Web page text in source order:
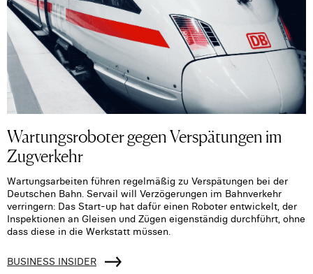
Wartungsroboter gegen Verspätungen im
Zugverkehr
Wartungsarbeiten führen regelmäßig zu Verspätungen bei der
Deutschen Bahn. Servail will Verzögerungen im Bahnverkehr
verringern: Das Start-up hat dafür einen Roboter entwickelt, der
Inspektionen an Gleisen und Zügen eigenständig durchführt, ohne
dass diese in die Werkstatt müssen.
BUSINESS INSIDER